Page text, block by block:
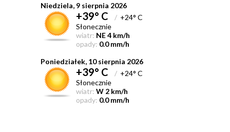
Niedziela, 9 sierpnia 2026
+39° C /+24° C
Słonecznie
wiatr: NE 4 km/h
opady: 0.0 mm/h
Poniedziałek, 10 sierpnia 2026
+39° C /+24° C
Słonecznie
wiatr: W 2 km/h
opady: 0.0 mm/h